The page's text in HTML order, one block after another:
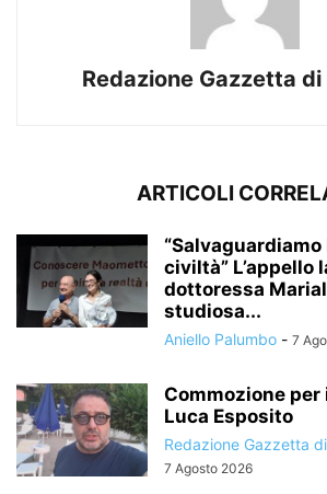
Redazione Gazzetta di
ARTICOLI
civiltà” L’appello
dottoressa
studiosa...
Aniello Palumbo - 7
Commozione
Luca Esposito
Redazione Gazzetta
7 Agosto 2026